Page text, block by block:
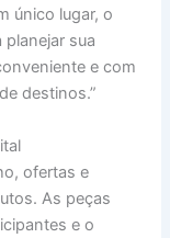
único lugar, o
sua
e com
destinos.”
ofertas e
As peças
e o